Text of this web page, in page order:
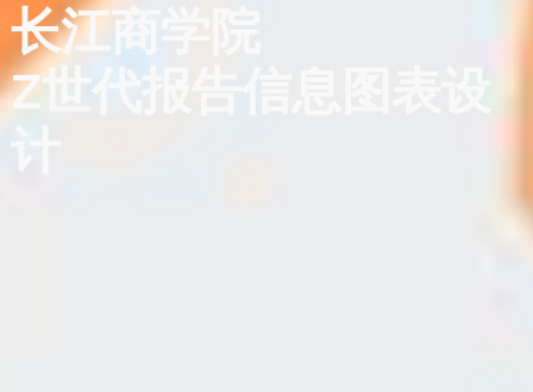
长江商学院
Z世代报告信息图表设